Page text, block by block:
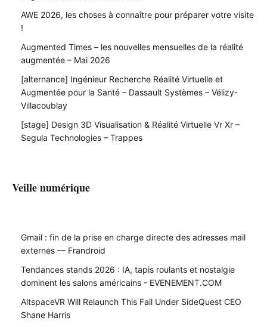
AWE 2026, les choses à connaître pour préparer votre visite
!
Augmented Times – les nouvelles mensuelles de la réalité
augmentée – Mai 2026
[alternance] Ingénieur Recherche Réalité Virtuelle et
Augmentée pour la Santé – Dassault Systèmes – Vélizy-
Villacoublay
[stage] Design 3D Visualisation & Réalité Virtuelle Vr Xr –
Segula Technologies – Trappes
Veille numérique
Gmail : fin de la prise en charge directe des adresses mail
externes — Frandroid
Tendances stands 2026 : IA, tapis roulants et nostalgie
dominent les salons américains - EVENEMENT.COM
AltspaceVR Will Relaunch This Fall Under SideQuest CEO
Shane Harris